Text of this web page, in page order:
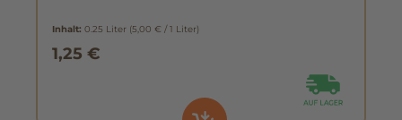
Inhalt: 0.25 Liter (5,00 € / 1 Liter)
1,25 €